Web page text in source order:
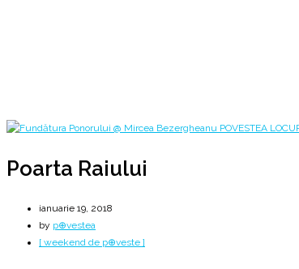
Poarta Raiului
ianuarie 19, 2018
by p⊕vestea
[ weekend de p⊕veste ]